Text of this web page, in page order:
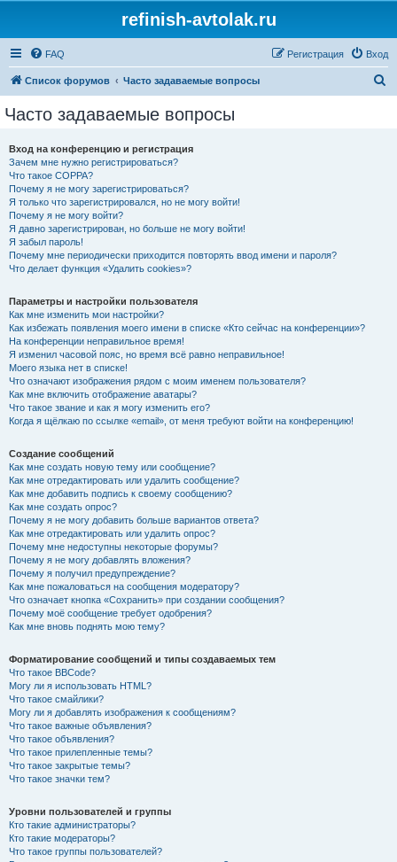
refinish-avtolak.ru
FAQ Вход
Регистрация
Список форумов Часто задаваемые вопросы
Часто задаваемые вопросы
Вход на конференцию и регистрация
Зачем мне нужно регистрироваться?
Что такое COPPA?
Почему я не могу зарегистрироваться?
Я только что зарегистрировался, но не могу войти!
Почему я не могу войти?
Я давно зарегистрирован, но больше не могу войти!
Я забыл пароль!
Почему мне периодически приходится повторять ввод имени и пароля?
Что делает функция «Удалить cookies»?
Параметры и настройки пользователя
Как мне изменить мои настройки?
Как избежать появления моего имени в списке «Кто сейчас на конференции»?
На конференции неправильное время!
Я изменил часовой пояс, но время всё равно неправильное!
Моего языка нет в списке!
Что означают изображения рядом с моим именем пользователя?
Как мне включить отображение аватары?
Что такое звание и как я могу изменить его?
Когда я щёлкаю по ссылке «email», от меня требуют войти на конференцию!
Создание сообщений
Как мне создать новую тему или сообщение?
Как мне отредактировать или удалить сообщение?
Как мне добавить подпись к своему сообщению?
Как мне создать опрос?
Почему я не могу добавить больше вариантов ответа?
Как мне отредактировать или удалить опрос?
Почему мне недоступны некоторые форумы?
Почему я не могу добавлять вложения?
Почему я получил предупреждение?
Как мне пожаловаться на сообщения модератору?
Что означает кнопка «Сохранить» при создании сообщения?
Почему моё сообщение требует одобрения?
Как мне вновь поднять мою тему?
Форматирование сообщений и типы создаваемых тем
Что такое BBCode?
Могу ли я использовать HTML?
Что такое смайлики?
Могу ли я добавлять изображения к сообщениям?
Что такое важные объявления?
Что такое объявления?
Что такое прилепленные темы?
Что такое закрытые темы?
Что такое значки тем?
Уровни пользователей и группы
Кто такие администраторы?
Кто такие модераторы?
Что такое группы пользователей?